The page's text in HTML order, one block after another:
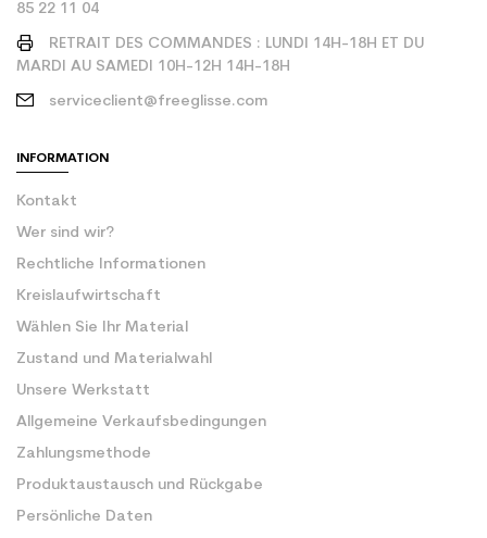
85 22 11 04
RETRAIT DES COMMANDES : LUNDI 14H-18H ET DU
MARDI AU SAMEDI 10H-12H 14H-18H
serviceclient@freeglisse.com
INFORMATION
Kontakt
Wer sind wir?
Rechtliche Informationen
Kreislaufwirtschaft
Wählen Sie Ihr Material
Zustand und Materialwahl
Unsere Werkstatt
Allgemeine Verkaufsbedingungen
Zahlungsmethode
Produktaustausch und Rückgabe
Persönliche Daten